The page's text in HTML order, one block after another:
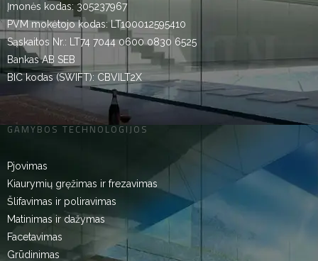
Įmonės kodas: 305237967
PVM mokėtojo kodas: LT100012595410
Sąskaitos Nr.: LT74 7044 0600 0830 6525
Bankas AB SEB
BIC kodas (SWIFT): CBVILT2X
GAMYBOS TECHNOLOGIJOS
Pjovimas
Kiaurymių gręžimas ir frezavimas
Šlifavimas ir poliravimas
Matinimas ir dažymas
Facetavimas
Grūdinimas